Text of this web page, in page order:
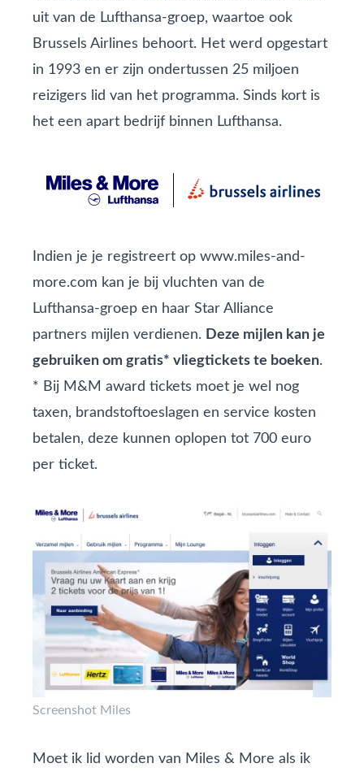
uit van de Lufthansa-groep, waartoe ook
Brussels Airlines behoort. Het werd opgestart
in 1993 en er zijn ondertussen 25 miljoen
reizigers lid van het programma. Sinds kort is
het een apart bedrijf binnen Lufthansa.
Indien je je registreert op www.miles-and-
more.com kan je bij vluchten van de
Lufthansa-groep en haar Star Alliance
partners mijlen verdienen. Deze mijlen kan je
gebruiken om gratis* vliegtickets te boeken.
* Bij M&M award tickets moet je wel nog
taxen, brandstoftoeslagen en service kosten
betalen, deze kunnen oplopen tot 700 euro
per ticket.
Screenshot Miles
Moet ik lid worden van Miles & More als ik